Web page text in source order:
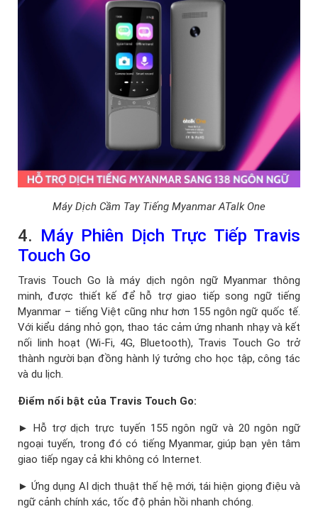
Máy Dịch Cầm Tay Tiếng Myanmar ATalk One
4. Máy Phiên Dịch Trực Tiếp Travis
Touch Go
Travis Touch Go là máy dịch ngôn ngữ Myanmar thông
minh, được thiết kế để hỗ trợ giao tiếp song ngữ tiếng
Myanmar – tiếng Việt cũng như hơn 155 ngôn ngữ quốc tế.
Với kiểu dáng nhỏ gọn, thao tác cảm ứng nhanh nhạy và kết
nối linh hoạt (Wi-Fi, 4G, Bluetooth), Travis Touch Go trở
thành người bạn đồng hành lý tưởng cho học tập, công tác
và du lịch.
Điểm nổi bật của Travis Touch Go:
► Hỗ trợ dịch trực tuyến 155 ngôn ngữ và 20 ngôn ngữ
ngoại tuyến, trong đó có tiếng Myanmar, giúp bạn yên tâm
giao tiếp ngay cả khi không có Internet.
► Ứng dụng AI dịch thuật thế hệ mới, tái hiện giọng điệu và
ngữ cảnh chính xác, tốc độ phản hồi nhanh chóng.